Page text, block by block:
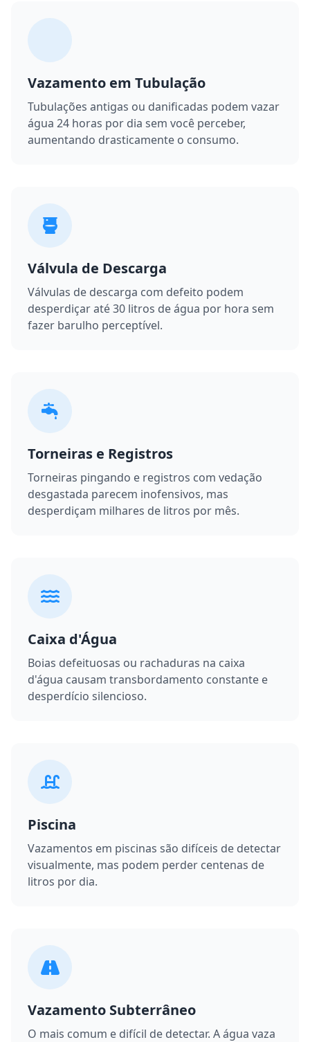
Vazamento em Tubulação
Tubulações antigas ou danificadas podem vazar
água 24 horas por dia sem você perceber,
aumentando drasticamente o consumo.
Válvula de Descarga
Válvulas de descarga com defeito podem
desperdiçar até 30 litros de água por hora sem
fazer barulho perceptível.
Torneiras e Registros
Torneiras pingando e registros com vedação
desgastada parecem inofensivos, mas
desperdiçam milhares de litros por mês.
Caixa d'Água
Boias defeituosas ou rachaduras na caixa
d'água causam transbordamento constante e
desperdício silencioso.
Piscina
Vazamentos em piscinas são difíceis de detectar
visualmente, mas podem perder centenas de
litros por dia.
Vazamento Subterrâneo
O mais comum e difícil de detectar. A água vaza